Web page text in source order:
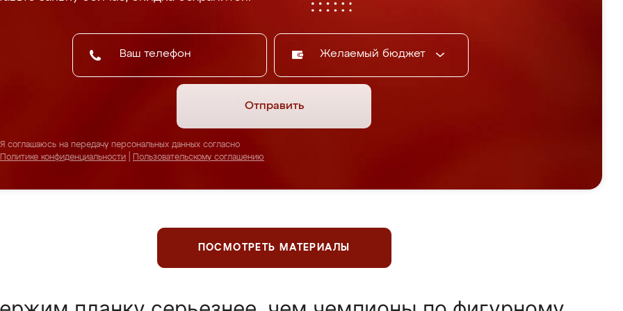
Желаемый бюджет
Отправить
Я соглашаюсь на передачу персональных данных согласно
Политике конфиденциальности
Пользовательскому соглашению
ПОСМОТРЕТЬ МАТЕРИАЛЫ